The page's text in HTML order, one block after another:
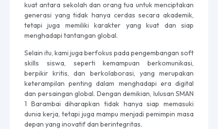
kuat antara sekolah dan orang tua untuk menciptakan
generasi yang tidak hanya cerdas secara akademik,
tetapi juga memiliki karakter yang kuat dan siap
menghadapi tantangan global.
Selain itu, kami juga berfokus pada pengembangan soft
skills siswa, seperti kemampuan berkomunikasi,
berpikir kritis, dan berkolaborasi, yang merupakan
keterampilan penting dalam menghadapi era digital
dan persaingan global. Dengan demikian, lulusan SMAN
1 Barambai diharapkan tidak hanya siap memasuki
dunia kerja, tetapi juga mampu menjadi pemimpin masa
depan yang inovatif dan berintegritas.